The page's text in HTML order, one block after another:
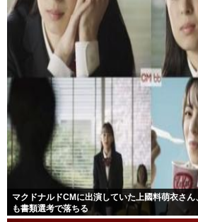
マクドナルドCMに出演していた上國料萌衣さん
も書類選考で落ちる